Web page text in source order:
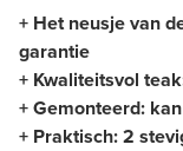
+ Het neusje van
garantie
+ Kwaliteitsvol
+ Gemonteerd:
+ Praktisch: 2